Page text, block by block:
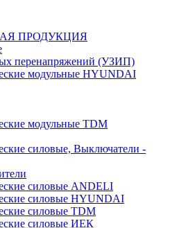
ПРОДУКЦИЯ
перенапряжений (УЗИП)
модульные HYUNDAI
модульные TDM
силовые, Выключатели -
силовые ANDELI
силовые HYUNDAI
силовые TDM
силовые ИЕК